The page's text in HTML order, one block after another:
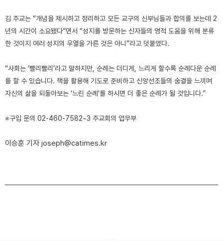
김 주교는 “개념을 제시하고 정리하고 모든 교구의 신부님들과 합의를 보는데 2
년의 시간이 소요됐다”면서 “성지를 방문하는 신자들의 영적 도움을 위해 분류
한 것이지 여러 성지의 우열을 가른 것은 아니”라고 덧붙였다.
“사회는 ‘빨리빨리’라고 말하지만, 순례는 더디게, 느리게 할수록 순례다운 순례
를 할 수 있습니다. 책을 활용해 기도로 준비하고 신앙선조들의 숨결을 느끼며
자신의 삶을 되돌아보는 ‘느린 순례’를 하시면 더 좋은 순례가 될 것입니다.”
※구입 문의 02-460-7582~3 주교회의 업무부
이승훈 기자 joseph@catimes.kr